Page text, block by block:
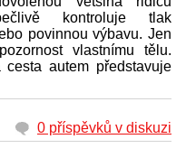
kontroluje tlak
povinnou výbavu. Jen
vlastnímu tělu.
cesta autem představuje
0 příspěvků v diskuzi